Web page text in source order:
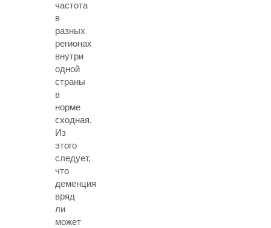
частота
в
разных
регионах
внутри
одной
страны
в
норме
сходная.
Из
этого
следует,
что
деменция
вряд
ли
может